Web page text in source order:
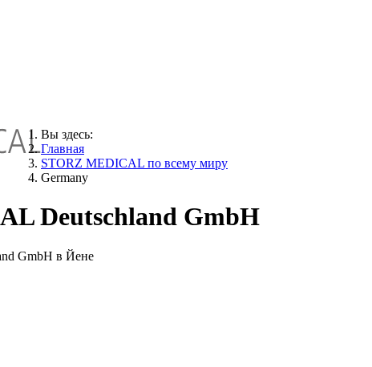
Вы здесь:
Главная
STORZ MEDICAL по всему миру
Germany
Deutschland GmbH